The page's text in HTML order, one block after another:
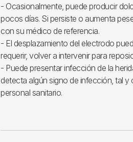
- Ocasionalmente, puede producir
pocos días. Si persiste o aumenta
con su médico de referencia.
- El desplazamiento del electrodo
requerir, volver a intervenir para
- Puede presentar infección de la
detecta algún signo de infección, tal
personal sanitario.